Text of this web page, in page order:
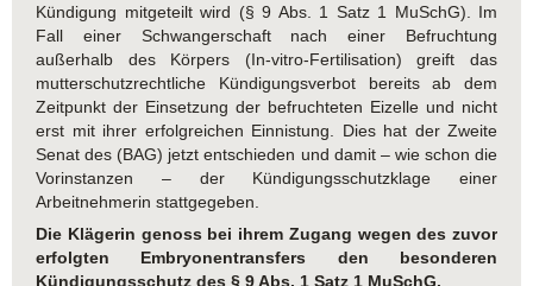
Kündigung mitgeteilt wird (§ 9 Abs. 1 Satz 1 MuSchG). Im
Fall einer Schwangerschaft nach einer Befruchtung
außerhalb des Körpers (In-vitro-Fertilisation) greift das
mutterschutzrechtliche Kündigungsverbot bereits ab dem
Zeitpunkt der Einsetzung der befruchteten Eizelle und nicht
erst mit ihrer erfolgreichen Einnistung. Dies hat der Zweite
Senat des (BAG) jetzt entschieden und damit – wie schon die
Vorinstanzen – der Kündigungsschutzklage einer
Arbeitnehmerin stattgegeben.
Die Klägerin genoss bei ihrem Zugang wegen des zuvor
erfolgten Embryonentransfers den besonderen
Kündigungsschutz des § 9 Abs. 1 Satz 1 MuSchG.